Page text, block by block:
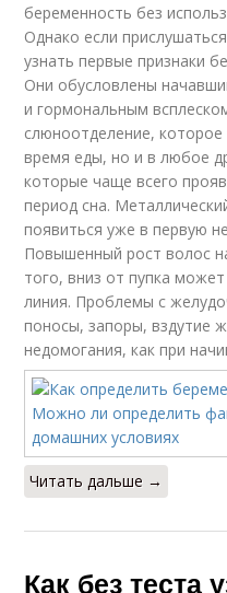
беременность без
Однако если
узнать первые признаки
Они обусловлены
и гормональным
слюноотделение,
время еды, но и в любое
которые чаще всего
период сна.
появиться уже в первую
Повышенный рост волос
того, вниз от пупка
линия. Проблемы с
поносы, запоры, вздутие
недомогания, как при
Читать дальше →
Как без теста